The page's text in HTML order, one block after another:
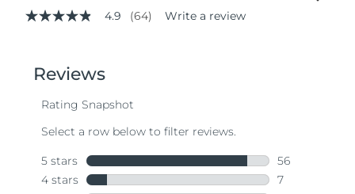
4.9
stars,
average
value.
Same
page
link.
4.9 (64) Write a review